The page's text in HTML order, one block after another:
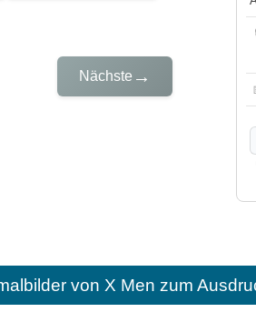
Nächste →
von X Men zum